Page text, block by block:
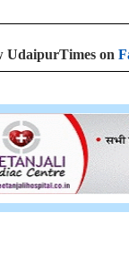
UdaipurTimes on